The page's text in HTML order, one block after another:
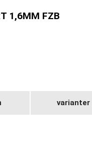
1,6MM FZB
Hover
varianter